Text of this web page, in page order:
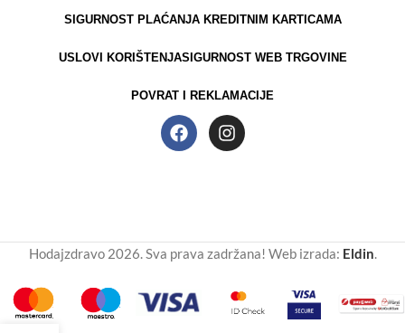
SIGURNOST PLAĆANJA KREDITNIM KARTICAMA
USLOVI KORIŠTENJASIGURNOST WEB TRGOVINE
POVRAT I REKLAMACIJE
Hodajzdravo 2026. Sva prava zadržana! Web izrada: Eldin